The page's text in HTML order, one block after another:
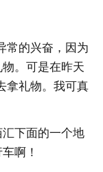
常的兴奋，因为
。可是在昨天
拿礼物。我可真
下面的一个地
啊！